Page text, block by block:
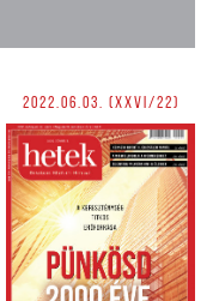
2022.06.03. (XXVI/22)